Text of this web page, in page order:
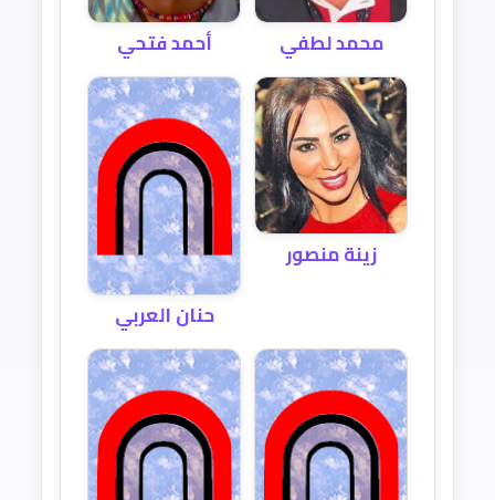
محمد لطفي أحمد فتحي
زينة منصور
حنان العربي